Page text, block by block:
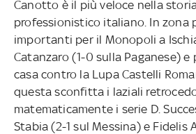
Canotto è il più veloce nella
professionistico italiano. In zona
importanti per il Monopoli a
Catanzaro (1-0 sulla Paganese) e
casa contro la Lupa Castelli
questa sconfitta i laziali
matematicamente i serie D.
Stabia (2-1 sul Messina) e Fidelis